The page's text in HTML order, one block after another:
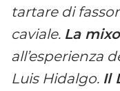
tartare di
caviale. La
all’esperienza
Luis Hidalgo. Il